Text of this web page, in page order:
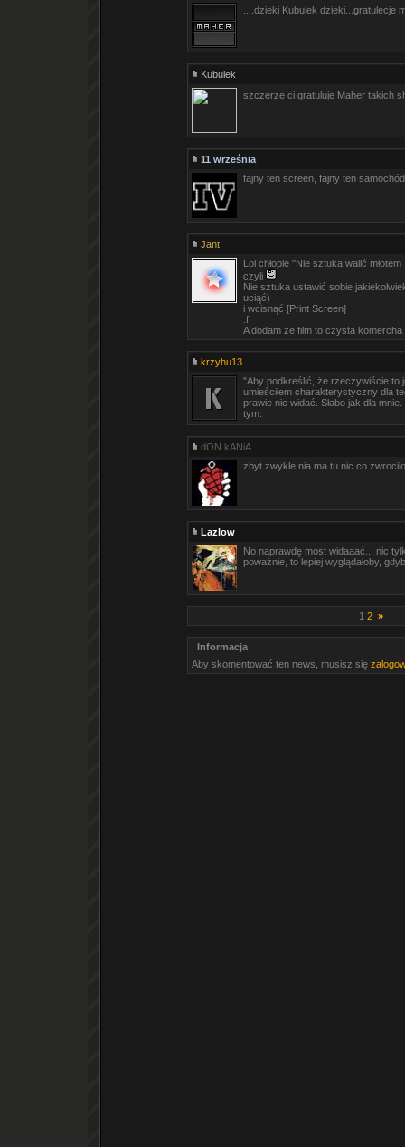
....dzieki Kubulek dzieki...gratulecje
Kubulek
szczerze ci gratuluje Maher takich
11 września
fajny ten screen, fajny ten
Jant
Lol chłopie "Nie sztuka walić
czyli
Nie sztuka ustawić sobie
uciąć)
i wcisnąć [Print Screen]
:f
A dodam że film to czysta komercha
krzyhu13
"Aby podkreślić, że rzeczywiście to
umieściłem charakterystyczny dla
prawie nie widać. Słabo jak dla
tym.
dON kANiA
zbyt zwykle nia ma tu nic co
Lazlow
No naprawdę most widaaać... nic
poważnie, to lepiej wyglądałoby,
1 2 »
Informacja
Aby skomentować ten news, musisz się